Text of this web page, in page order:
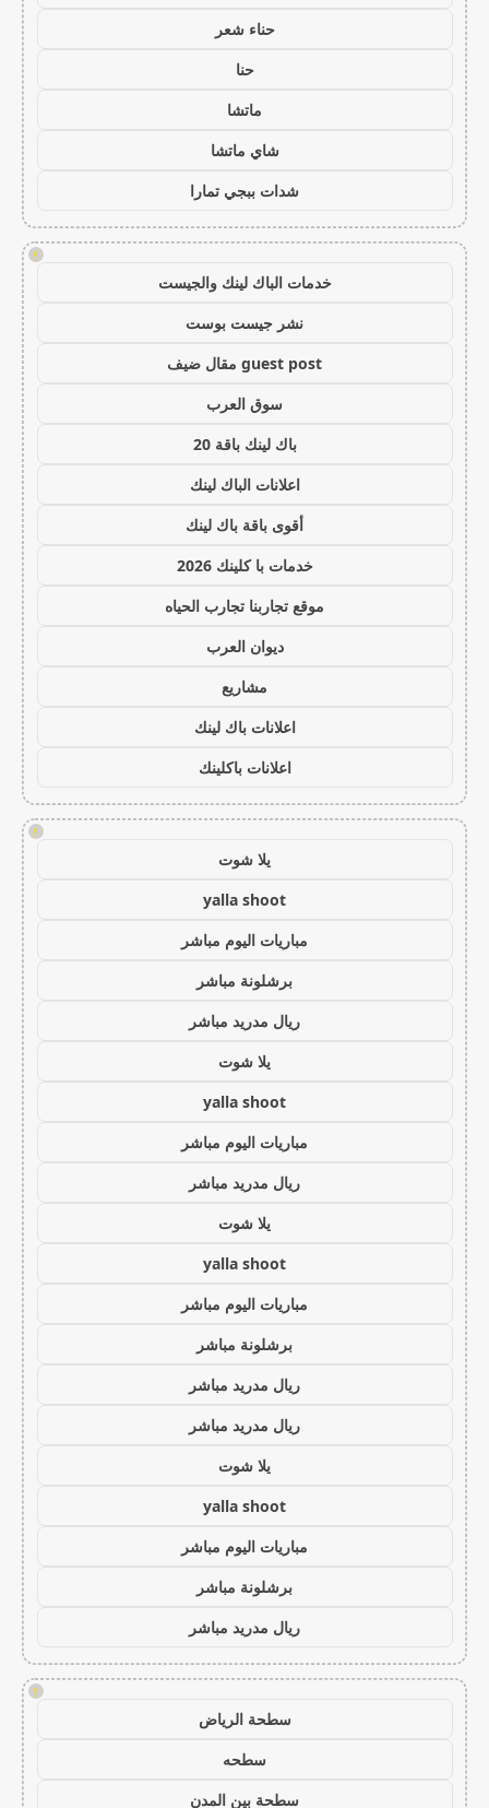
حناء شعر
حنا
ماتشا
شاي ماتشا
شدات ببجي تمارا
!
خدمات الباك لينك والجيست
نشر جيست بوست
guest post مقال ضيف
سوق العرب
باك لينك باقة 20
اعلانات الباك لينك
أقوى باقة باك لينك
خدمات با كلينك 2026
موقع تجاربنا تجارب الحياه
ديوان العرب
مشاريع
اعلانات باك لينك
اعلانات باكلينك
!
يلا شوت
yalla shoot
مباريات اليوم مباشر
برشلونة مباشر
ريال مدريد مباشر
يلا شوت
yalla shoot
مباريات اليوم مباشر
ريال مدريد مباشر
يلا شوت
yalla shoot
مباريات اليوم مباشر
برشلونة مباشر
ريال مدريد مباشر
ريال مدريد مباشر
يلا شوت
yalla shoot
مباريات اليوم مباشر
برشلونة مباشر
ريال مدريد مباشر
!
سطحة الرياض
سطحه
سطحة بين المدن